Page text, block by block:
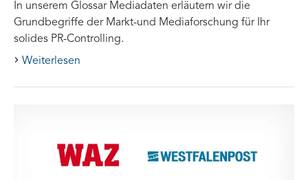
In unserem Glossar Mediadaten erläutern wir die
Grundbegriffe der Markt-und Mediaforschung für Ihr
solides PR-Controlling.
Weiterlesen